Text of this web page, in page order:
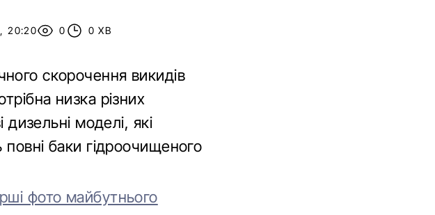
20:20 0 0 ХВ
скорочення викидів
низка різних
дизельні моделі, які
баки гідроочищеного
фото майбутнього